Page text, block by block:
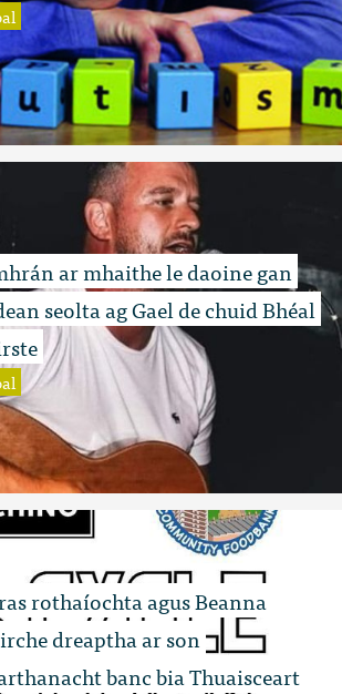
ar mhaithe le daoine gan
seolta ag Gael de chuid Bhéal
rothaíochta agus Beanna
dreaptha ar son
banc bia Thuaisceart